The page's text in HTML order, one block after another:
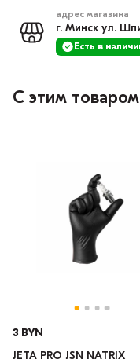
адрес магазина
г. Минск ул.
Есть в
С этим
3 BYN
JETA PRO JSN NATRIX